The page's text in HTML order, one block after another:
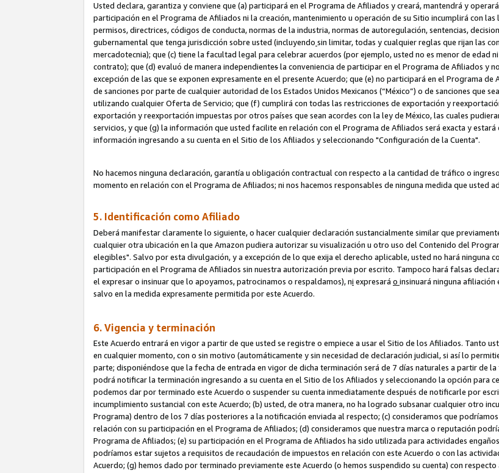
Usted declara, garantiza y conviene que (a) participará en el Programa de Afiliados y creará, mantendrá y
participación en el Programa de Afiliados ni la creación, mantenimiento u operación de su Sitio incumplirá con
permisos, directrices, códigos de conducta, normas de la industria, normas de autoregulación, sentencias,
gubernamental que tenga jurisdicción sobre usted (incluyendo sin limitar, todas y cualquier reglas que rijan las
mercadotecnia); que (c) tiene la facultad legal para celebrar acuerdos (por ejemplo, usted no es menor de edad
contrato); que (d) evaluó de manera independientesla conveniencia de participar en el Programa de Afiliados y
excepción de las que se exponen expresamente en el presente Acuerdo; que (e) no participará en el Programa
de sanciones por parte de cualquier autoridad de los Estados Unidos Mexicanos (“México”) o de sanciones que
utilizando cualquier Oferta de Servicio; que (f) cumplirá con todas las restricciones de exportación y
exportación y reexportación impuestas por otros países que sean acordes con la ley de México, las cuales
servicios, y que (g) la información que usted facilite en relación con el Programa de Afiliados será exacta y
información ingresando a su cuenta en el Sitio de los Afiliados y seleccionando "Configuración de la Cuenta".
No hacemos ninguna declaración, garantía u obligación contractual con respecto a la cantidad de tráfico o
momento en relación con el Programa de Afiliados; ni nos hacemos responsables de ninguna medida que usted
5. Identificación como Afiliado
Deberá manifestar claramente lo siguiente, o hacer cualquier declaración sustancialmente similar que
cualquier otra ubicación en la que Amazon pudiera autorizar su visualización u otro uso del Contenido del
elegibles". Salvo por esta divulgación, y a excepción de lo que exija el derecho aplicable, usted no hará ninguna
participación en el Programa de Afiliados sin nuestra autorización previa por escrito. Tampoco hará falsas
el expresar o insinuar que lo apoyamos, patrocinamos o respaldamos), ni expresará o insinuará ninguna
salvo en la medida expresamente permitida por este Acuerdo.
6. Vigencia y terminación
Este Acuerdo entrará en vigor a partir de que usted se registre o empiece a usar el Sitio de los Afiliados. Tanto
en cualquier momento, con o sin motivo (automáticamente y sin necesidad de declaración judicial, si así lo
parte; disponiéndose que la fecha de entrada en vigor de dicha terminación será de 7 días naturales a partir de
podrá notificar la terminación ingresando a su cuenta en el Sitio de los Afiliados y seleccionando la opción para
podemos dar por terminado este Acuerdo o suspender su cuenta inmediatamente después de notificarle por
incumplimiento sustancial con este Acuerdo; (b) usted, de otra manera, no ha logrado subsanar cualquier otro
Programa) dentro de los 7 días posteriores a la notificación enviada al respecto; (c) consideramos que
relación con su participación en el Programa de Afiliados; (d) consideramos que nuestra marca o reputación
Programa de Afiliados; (e) su participación en el Programa de Afiliados ha sido utilizada para actividades
podríamos estar sujetos a requisitos de recaudación de impuestos en relación con este Acuerdo o con las
Acuerdo; (g) hemos dado por terminado previamente este Acuerdo (o hemos suspendido su cuenta) con